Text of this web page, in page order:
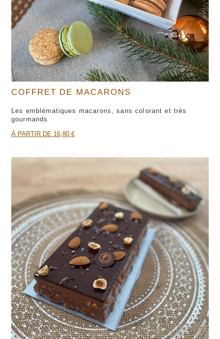
COFFRET DE MACARONS
Les emblématiques macarons, sans colorant et très
gourmands
À PARTIR DE 16,80 €